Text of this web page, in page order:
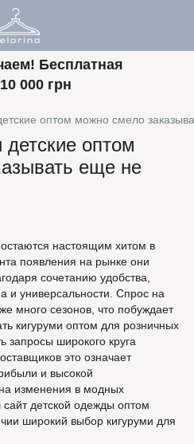
Бесплатная
000 грн
оптом можно смело
оптом
еще не
настоящим хитом в
появления на рынке они
сочетанию удобства,
и универсальности. Спрос на
много сезонов, что побуждает
кигуруми оптом для розничных
запросы широкого круга
это означает
и высокой
изменения в модных
детской одежды оптом
широкий выбор кигуруми для